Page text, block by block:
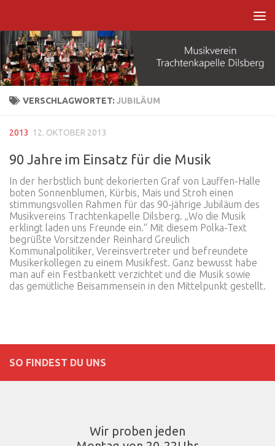
VERSCHLAGWORTET: JUBILÄUM
2013 12. OKTOBER 2013
90 Jahre im Einsatz für die Musik
In der herbstlich bunt dekorierten Graf von Lauffen-Halle
boten Sonnenblumen, Kürbis, Mais und Stroh einen
stimmungsvollen Rahmen für das 90-jährige Jubiläum des
Musikvereins Trachtenkapelle Dilsberg. „Wo die Musik
erklingt laden uns Freunde ein.“ Mit diesem Polka-Text
begrüßte Vorsitzender Reinhard Greulich
Kommunalpolitiker, Vereinsvertreter und befreundete
Musikerkollegen zu einem Musikfest. Ganz bewusst habe
man auf ein Festbankett verzichtet und die Musik sowie
das gemütliche Beisammensein in den Mittelpunkt gestellt.
SO FINDEST DU UNS
Wir proben jeden